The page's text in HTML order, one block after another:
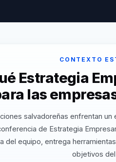
CONTEXTO
Estrategia
las
salvadoreñas enfrentan
de Estrategia
del equipo, entrega
objetivos